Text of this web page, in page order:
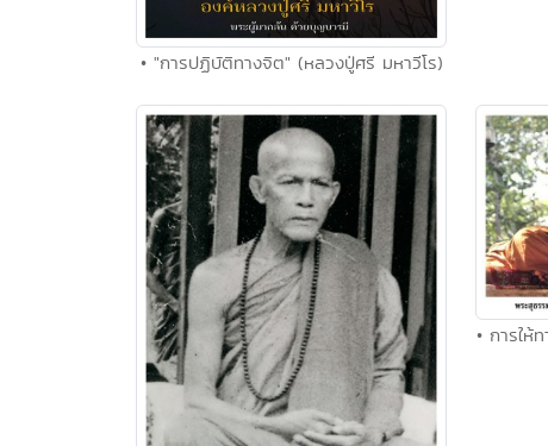
• "การปฏิบัติทางจิต" (หลวงปู่ศรี มหาวีโร)
• การให้